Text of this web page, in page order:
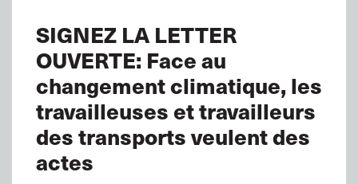
SIGNEZ LA LETTER
OUVERTE: Face au
changement climatique, les
travailleuses et travailleurs
des transports veulent des
actes